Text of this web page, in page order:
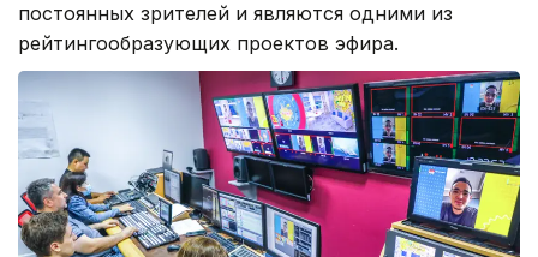
постоянных зрителей и являются одними из
рейтингообразующих проектов эфира.